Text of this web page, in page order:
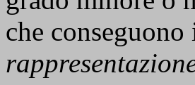
che conseguono